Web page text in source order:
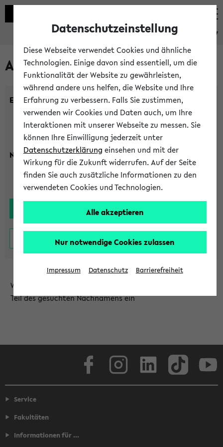
eKVV
Alle Lehrenden
Einrichtung:
Nachname:
Wählen Sie die Einrichtung aus und/oder geben Sie einen
Teil des gesuchten Nachnamens ein
Service
Fakultäten
Informationen für ...
Datenschutzeinstellung
Diese Webseite verwendet Cookies und ähnliche
Technologien. Einige davon sind essentiell, um die
Funktionalität der Website zu gewährleisten,
während andere uns helfen, die Website und Ihre
Erfahrung zu verbessern. Falls Sie zustimmen,
verwenden wir Cookies und Daten auch, um Ihre
Interaktionen mit unserer Webseite zu messen. Sie
können Ihre Einwilligung jederzeit unter
Datenschutzerklärung einsehen und mit der
Wirkung für die Zukunft widerrufen. Auf der Seite
finden Sie auch zusätzliche Informationen zu den
verwendeten Cookies und Technologien.
Alle akzeptieren
Nur notwendige Cookies zulassen
Impressum Datenschutz Barrierefreiheit